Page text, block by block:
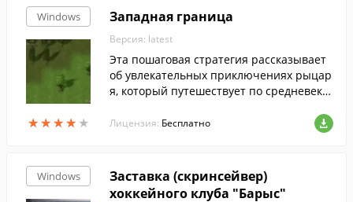
Windows
★★★★ ★
★★★★ ★
Западная граница
Версия: latest
Эта пошаговая стратегия рассказывает
об увлекательных приключениях рыцар
я, который путешествует по средневеко
трех персонажей (у каждого из них свои
неповторимые боевые характеристики),
противостоять монстры, демоны и друга
я сказочная нежить. Чтобы одолеть всех
Лицензия: Бесплатно
Windows
Заставка (скринсейвер)
хоккейного клуба "Барыс"